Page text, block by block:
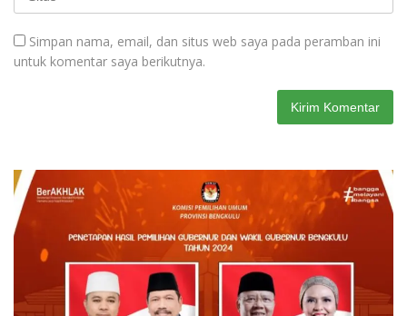
Simpan nama, email, dan situs web saya pada peramban ini
untuk komentar saya berikutnya.